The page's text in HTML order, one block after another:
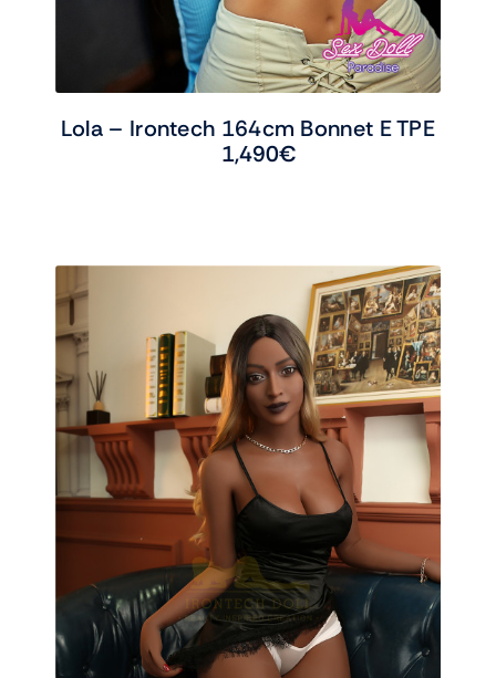
Lola – Irontech 164cm Bonnet E TPE
1,490€